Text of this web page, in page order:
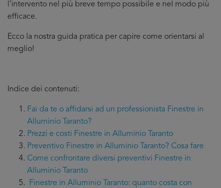
l’intervento nel più breve tempo possibile e nel modo più
efficace.
Ecco la nostra guida pratica per capire come orientarsi al
meglio!
Indice dei contenuti:
Fai da te o affidarsi ad un professionista Finestre in
Alluminio Taranto?
Prezzi e costi Finestre in Alluminio Taranto
Preventivo Finestre in Alluminio Taranto? Cosa fare
Come confrontare diversi preventivi Finestre in
Alluminio Taranto
Finestre in Alluminio Taranto: quanto costa con